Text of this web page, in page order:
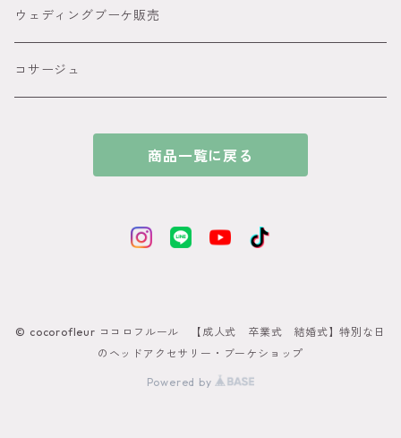
● オレンジ
● パープル
ピンポンマム髪飾り
アメリカンフラワー髪飾り
ウェディングブーケ販売
コサージュ
商品一覧に戻る
© cocorofleur ココロフルール 【成人式 卒業式 結婚式】特別な日
のヘッドアクセサリー・ブーケショップ
Powered by